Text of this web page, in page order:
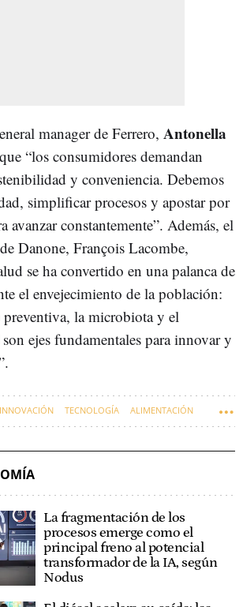
manager de Ferrero, Antonella
“los consumidores demandan
y conveniencia. Debemos
simplificar procesos y apostar por
avanzar constantemente”. Además, el
Danone, François Lacombe,
se ha convertido en una palanca de
el envejecimiento de la población:
la microbiota y el
ejes fundamentales para innovar y
INNOVACIÓN TECNOLOGÍA ALIMENTACIÓN
La fragmentación de los
procesos emerge como el
principal freno al potencial
transformador de la IA, según
Nodus